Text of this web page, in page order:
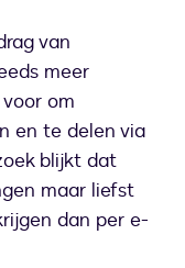
van
meer
om
en te delen via
blijkt dat
maar liefst
tabblad
dan per e-